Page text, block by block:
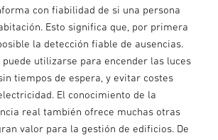
con fiabilidad de si una persona
Esto significa que, por primera
la detección fiable de ausencias.
utilizarse para encender las luces
tiempos de espera, y evitar costes
El conocimiento de la
real también ofrece muchas otras
valor para la gestión de edificios. De